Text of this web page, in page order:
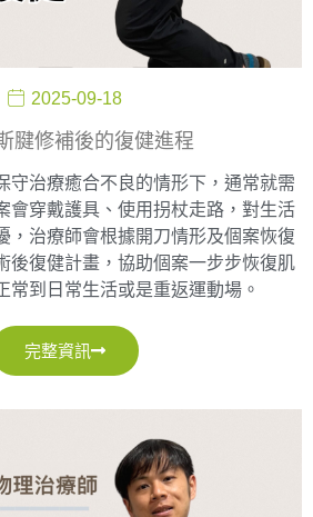
2025-09-18
腱修補後的復健進程
守治療癒合不良的情形下，通常就需
會穿戴護具、使用拐杖走路，對生活
，治療師會根據開刀情形及個案恢復
後復健計畫，協助個案一步步恢復肌
常到日常生活或是重返運動場。
完整資訊